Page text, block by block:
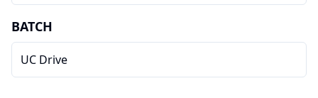
BATCH
UC Drive